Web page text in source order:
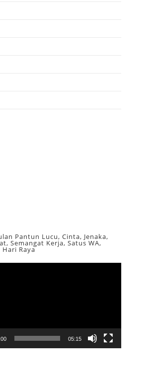
Pantun Lucu, Cinta, Jenaka,
Semangat Kerja, Satus WA,
Hari Raya
05:15